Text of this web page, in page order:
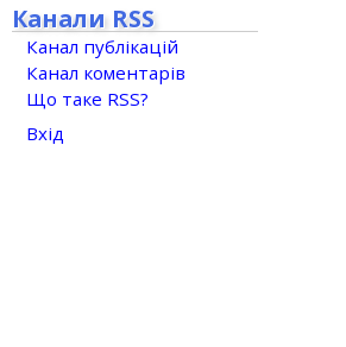
Канали RSS
Канал публікацій
Канал коментарів
Що таке RSS?
Вхід